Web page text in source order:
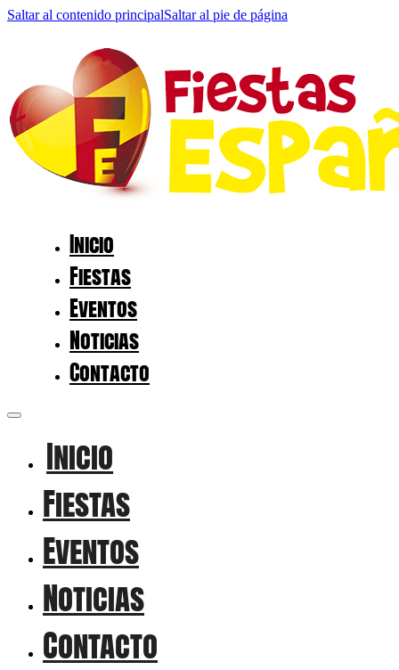
Saltar al contenido principalSaltar al pie de página
Inicio
Fiestas
Eventos
Noticias
Contacto
Inicio
Fiestas
Eventos
Noticias
Contacto